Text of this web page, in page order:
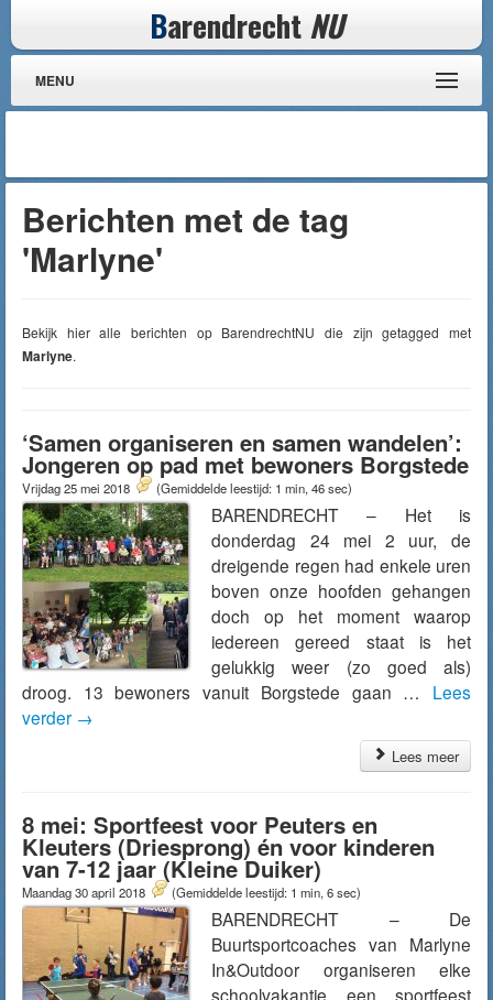
Barendrecht NU
MENU
Berichten met de tag
'Marlyne'
Bekijk hier alle berichten op BarendrechtNU die zijn getagged met
Marlyne.
‘Samen organiseren en samen wandelen’:
Jongeren op pad met bewoners Borgstede
Vrijdag 25 mei 2018 (Gemiddelde leestijd: 1 min, 46 sec)
BARENDRECHT – Het is
donderdag 24 mei 2 uur, de
dreigende regen had enkele uren
boven onze hoofden gehangen
doch op het moment waarop
iedereen gereed staat is het
gelukkig weer (zo goed als)
droog. 13 bewoners vanuit Borgstede gaan … Lees
verder →
Lees meer
8 mei: Sportfeest voor Peuters en
Kleuters (Driesprong) én voor kinderen
van 7-12 jaar (Kleine Duiker)
Maandag 30 april 2018 (Gemiddelde leestijd: 1 min, 6 sec)
BARENDRECHT – De
Buurtsportcoaches van Marlyne
In&Outdoor organiseren elke
schoolvakantie een sportfeest